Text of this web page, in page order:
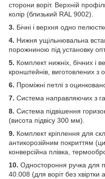
сторони воріт. Верхній
колір (близький RAL 9002).
3. Бічні і верхня одно
4. Нижня ущільнювальна
порожниною під установку
5. Комплект нижніх, бічних і
кронштейнів, виготовлених з
6. Проміжні петлі з
7. Система направляючих з
8. Система підвішення
(висота підвісу 300 мм).
9. Комплект кріплення для
антикорозійним покриттям
конверсійна плівка,
10. Одностороння ручка для
40.008 (для воріт без